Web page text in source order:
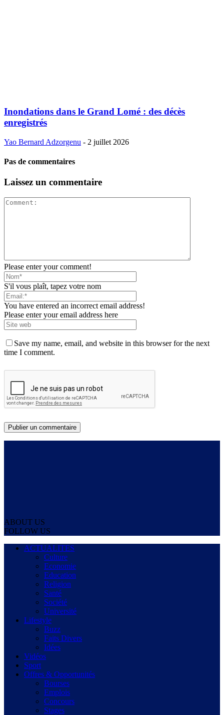
Inondations dans le Grand Lomé : des décès
enregistrés
Yao Bernard Adzorgenu - 2 juillet 2026
Pas de commentaires
Laissez un commentaire
Please enter your comment!
S'il vous plaît, tapez votre nom
You have entered an incorrect email address!
Please enter your email address here
Save my name, email, and website in this browser for the next
time I comment.
ABOUT US
FOLLOW US
ACTUALITES
Culture
Economie
Education
Religion
Santé
Société
Université
Lifestyle
Buzz
Faits Divers
Idées
Vidéos
Sport
Offres & Opportunités
Bourses
Emplois
Concours
Stages